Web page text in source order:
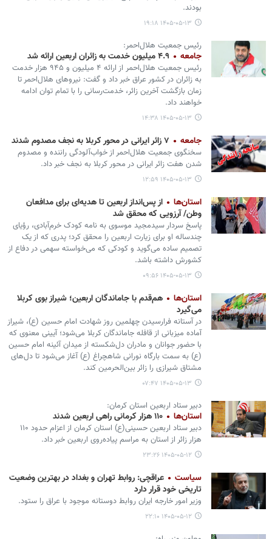
بودند.
۱۴۰۵-۰۵-۱۳ ۱۹:۱۸
رئیس جمعیت هلال‌احمر:
جامعه ۴.۹ میلیون خدمت به زائران اربعین ارائه شد
رئیس جمعیت هلال‌احمر از ارائه ۴ میلیون و ۹۴۵ هزار خدمت
به زائران در کشور عراق خبر داد و گفت: نیروهای هلال‌احمر تا
زمان بازگشت آخرین زائر، خدمت‌رسانی را با تمام توان ادامه
خواهند داد.
۱۴۰۵-۰۵-۱۳ ۱۴:۳۸
جامعه ۷ زائر ایرانی در محور کربلا به نجف مصدوم شدند
سخنگوی جمعیت هلال‌احمر از خواب‌آلودگی راننده و مصدوم
شدن هفت زائر ایرانی در محور کربلا به نجف خبر داد.
۱۴۰۵-۰۵-۱۳ ۱۲:۵۹
استان‌ها
از پس‌انداز اربعین تا هدیه‌ای برای مدافعان
وطن/ آرزویی که محقق شد
پاسخ سردار سیدمجید موسوی به نامه کودک خرم‌آبادی، رؤیای
چندساله او برای زیارت اربعین را محقق کرد؛ پدری که از یک
تصمیم ساده می‌گوید و کودکی که می‌خواسته سهمی در دفاع از
کشورش داشته باشد.
۱۴۰۵-۰۵-۱۳ ۰۹:۵۶
استان‌ها
هم‌قدم با جاماندگان اربعین؛ شیراز بوی کربلا
می‌گیرد
در آستانه فرارسیدن چهلمین روز شهادت امام حسین (ع)، شیراز
آماده میزبانی از قافله جاماندگان کربلا می‌شود؛ آیینی معنوی که
با حضور جوانان و مادران دل‌شکسته از میدان آئینه امام حسین
(ع) به سمت بارگاه نورانی شاهچراغ (ع) آغاز می‌شود تا دل‌های
مشتاق شیرازی را زائر بین‌الحرمین کند.
۱۴۰۵-۰۵-۱۳ ۰۷:۴۷
دبیر ستاد اربعین استان کرمان:
استان‌ها ۱۱۰ هزار کرمانی راهی اربعین شدند
دبیر ستاد اربعین حسینی(ع) استان کرمان از اعزام حدود ۱۱۰
هزار زائر از استان به مراسم پیاده‌روی اربعین خبر داد.
۱۴۰۵-۰۵-۱۲ ۲۳:۲۶
سیاست
عراقچی: روابط تهران و بغداد در بهترین وضعیت
تاریخی خود قرار دارد
وزیر امور خارجه ایران روابط دوستانه موجود با عراق را ستود.
۱۴۰۵-۰۵-۱۲ ۲۲:۱۰